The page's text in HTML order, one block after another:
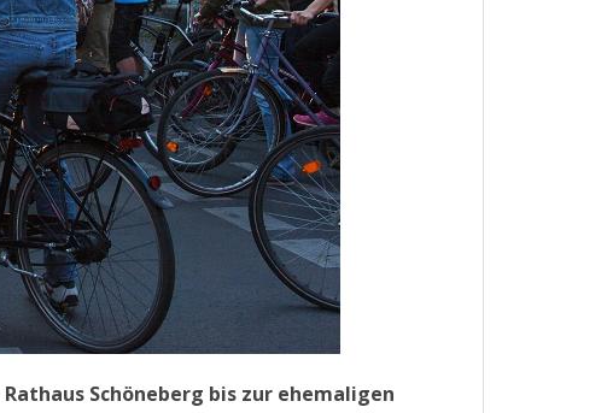
Rathaus Schöneberg bis zur ehemaligen